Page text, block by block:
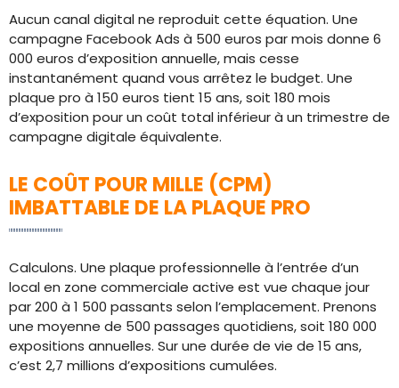
Aucun canal digital ne reproduit cette équation. Une
campagne Facebook Ads à 500 euros par mois donne 6
000 euros d’exposition annuelle, mais cesse
instantanément quand vous arrêtez le budget. Une
plaque pro à 150 euros tient 15 ans, soit 180 mois
d’exposition pour un coût total inférieur à un trimestre de
campagne digitale équivalente.
LE COÛT POUR MILLE (CPM)
IMBATTABLE DE LA PLAQUE PRO
Calculons. Une plaque professionnelle à l’entrée d’un
local en zone commerciale active est vue chaque jour
par 200 à 1 500 passants selon l’emplacement. Prenons
une moyenne de 500 passages quotidiens, soit 180 000
expositions annuelles. Sur une durée de vie de 15 ans,
c’est 2,7 millions d’expositions cumulées.